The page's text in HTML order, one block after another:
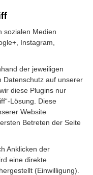
sozialen Medien
Instagram,
der jeweiligen
Datenschutz auf unserer
diese Plugins nur
Lösung. Diese
Website
Betreten der Seite
Anklicken der
eine direkte
(Einwilligung).